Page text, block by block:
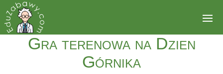
Gra terenowa na Dzien
Górnika